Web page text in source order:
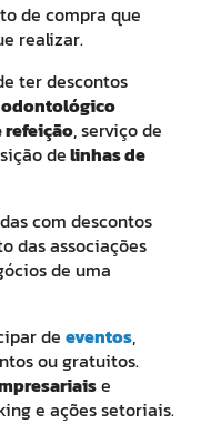
de compra que
realizar.
ter descontos
odontológico
refeição, serviço de
delinhas de
com descontos
das associações
de uma
de eventos,
ou gratuitos.
e
e ações setoriais.